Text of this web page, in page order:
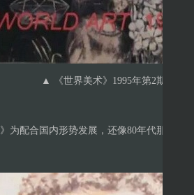
▲ 《世界美术》1995年第2期
为配合国内形势发展，还像80年代那样